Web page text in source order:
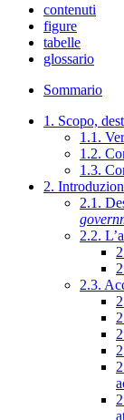
contenuti
figure
tabelle
glossario
Sommario
1. Scopo,
1.1.
1.2.
1.3.
2.
2.1.
2.2.
2.3.